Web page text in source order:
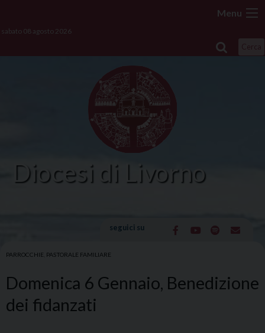
content
Menu
sabato 08 agosto 2026
Diocesi di Livorno
seguici su
PARROCCHIE PASTORALE FAMILIARE
Domenica 6 Gennaio, Benedizione
dei fidanzati